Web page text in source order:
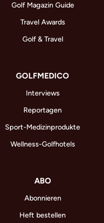
Golf Magazin Guide
Travel Awards
Golf & Travel
GOLFMEDICO
Interviews
Reportagen
Sport-Medizinprodukte
Wellness-Golfhotels
ABO
Abonnieren
Heft bestellen